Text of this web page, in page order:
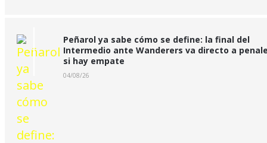
Peñarol ya sabe cómo se define: la final del
Intermedio ante Wanderers va directo a
si hay empate
04/08/26